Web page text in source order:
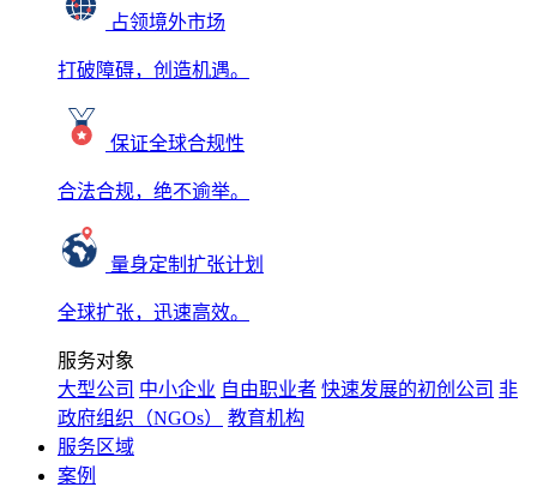
占领境外市场
打破障碍，创造机遇。
保证全球合规性
合法合规，绝不逾举。
量身定制扩张计划
全球扩张，迅速高效。
服务对象
大型公司 中小企业 自由职业者 快速发展的初创公司 非
政府组织（NGOs）
教育机构
服务区域
案例